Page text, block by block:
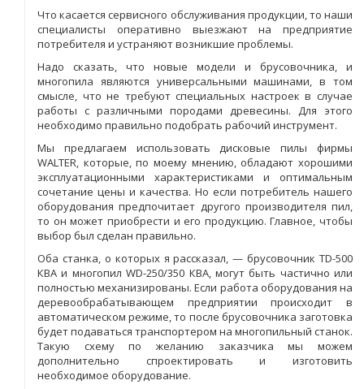
Что касается сервисного обслуживания продукции, то наши
специалисты оперативно выезжают на предприятие
потребителя и устраняют возникшие проблемы.
Надо сказать, что новые модели и брусовочника, и
многопила являются универсальными машинами, в том
смысле, что не требуют специальных настроек в случае
работы с различными породами древесины. Для этого
необходимо правильно подобрать рабочий инструмент.
Мы предлагаем использовать дисковые пилы фирмы
WALTER, которые, по моему мнению, обладают хорошими
эксплуатационными характеристиками и оптимальным
сочетание цены и качества. Но если потребитель нашего
оборудования предпочитает другого производителя пил,
то он может приобрести и его продукцию. Главное, чтобы
выбор был сделан правильно.
Оба станка, о которых я рассказал, — брусовочник TD-500
КВА и многопил WD-250/350 КВА, могут быть частично или
полностью механизированы. Если работа оборудования на
деревообрабатывающем предприятии происходит в
автоматическом режиме, то после брусовочника заготовка
будет подаваться транспортером на многопильный станок.
Такую схему по желанию заказчика мы можем
дополнительно спроектировать и изготовить
необходимое оборудование.